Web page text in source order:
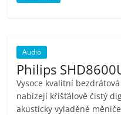
Audio
Philips
Vysoce kvalitní
nabízejí křišťálově čistý
akusticky vyladěné